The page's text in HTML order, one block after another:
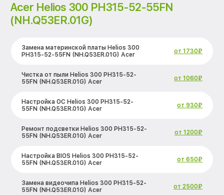
Acer Helios 300 PH315-52-55FN
(NH.Q53ER.01G)
Замена материнской платы Helios 300
PH315-52-55FN (NH.Q53ER.01G) Acer
от 1730₽
Чистка от пыли Helios 300 PH315-52-
55FN (NH.Q53ER.01G) Acer
от 1060₽
Настройка ОС Helios 300 PH315-52-
55FN (NH.Q53ER.01G) Acer
от 930₽
Ремонт подсветки Helios 300 PH315-52-
55FN (NH.Q53ER.01G) Acer
от 1200₽
Настройка BIOS Helios 300 PH315-52-
55FN (NH.Q53ER.01G) Acer
от 650₽
Замена видеочипа Helios 300 PH315-52-
55FN (NH.Q53ER.01G) Acer
от 2500₽